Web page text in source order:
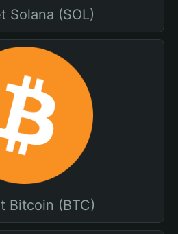
Solana (SOL)
Bitcoin (BTC)